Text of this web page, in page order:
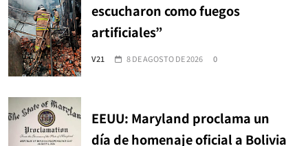
escucharon como fuegos
artificiales”
V21 8 DE AGOSTO DE 2026 0
EEUU: Maryland proclama un
día de homenaje oficial a Bolivia